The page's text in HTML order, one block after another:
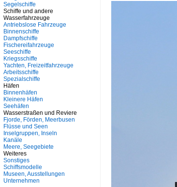
Segelschiffe
Schiffe und andere
Wasserfahrzeuge
Antriebslose Fahrzeuge
Binnenschiffe
Dampfschiffe
Fischereifahrzeuge
Seeschiffe
Kriegsschiffe
Yachten, Freizeitfahrzeuge
Arbeitsschiffe
Spezialschiffe
Häfen
Binnenhäfen
Kleinere Häfen
Seehäfen
Wasserstraßen und Reviere
Fjorde, Förden, Meerbusen
Flüsse und Seen
Inselgruppen, Inseln
Kanäle
Meere, Seegebiete
Weiteres
Sonstiges
Schiffsmodelle
Museen, Ausstellungen
Unternehmen